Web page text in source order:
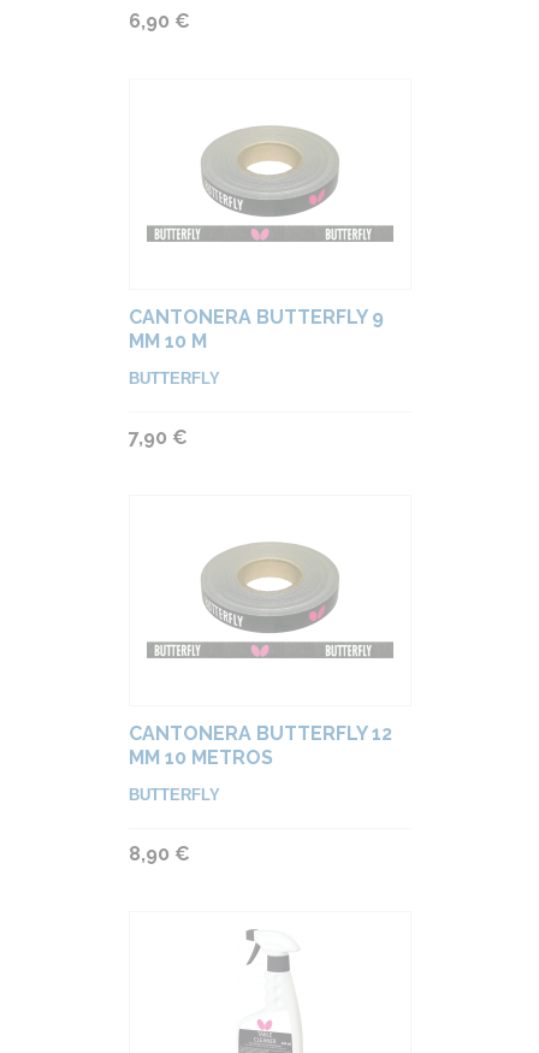
6,90 €
CANTONERA BUTTERFLY 9
MM 10 M
BUTTERFLY
7,90 €
CANTONERA BUTTERFLY 12
MM 10 METROS
BUTTERFLY
8,90 €